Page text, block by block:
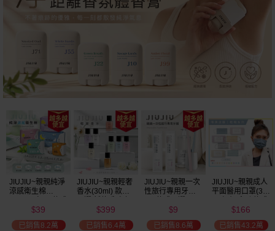
瘋殺
JIUJIU~親親純淨
涼感衛生棉
$39
已銷售8.2萬
JIUJIU~親親輕奢
香水(30ml) 款式
市/平替香水/大牌
香水/大牌平替
$399
已銷售6.4萬
JIUJIU~親親一次
性旅行專用牙刷(1
$9
已銷售8.6萬
JIUJIU~親親成人
平面醫用口罩(30
可選 MD雙鋼印
$166
已銷售43.2萬